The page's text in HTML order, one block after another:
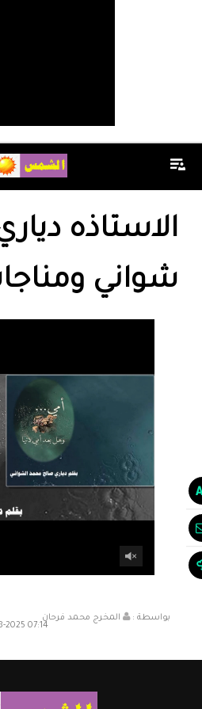
الاستاذه
شواني
بواسطة :
المخرج محمد فرحان
11-28-2025